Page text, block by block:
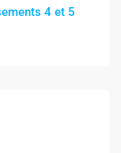
4 et 5